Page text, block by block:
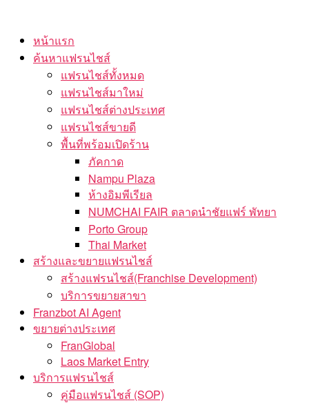
content
หน้าแรก
ค้นหาแฟรนไชส์
แฟรนไชส์ทั้งหมด
แฟรนไชส์มาใหม่
แฟรนไชส์ต่างประเทศ
แฟรนไชส์ขายดี
พื้นที่พร้อมเปิดร้าน
ภัคกาด
Nampu Plaza
ห้างอิมพีเรียล
NUMCHAI FAIR ตลาดนำชัยแฟร์ พัทยา
Porto Group
Thai Market
สร้างและขยายแฟรนไชส์
สร้างแฟรนไชส์(Franchise Development)
บริการขยายสาขา
Franzbot AI Agent
ขยายต่างประเทศ
FranGlobal
Laos Market Entry
บริการแฟรนไชส์
คู่มือแฟรนไชส์ (SOP)